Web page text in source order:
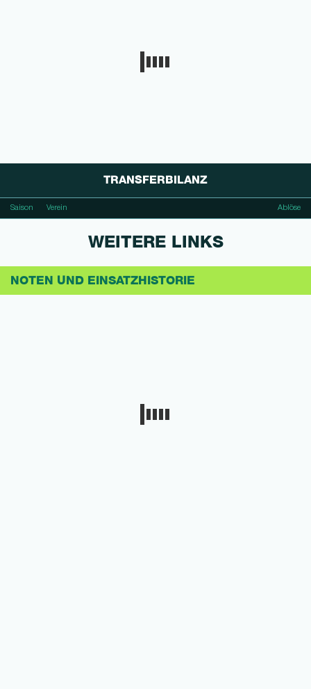
TRANSFERBILANZ
Saison Verein Ablöse
WEITERE LINKS
NOTEN UND EINSATZHISTORIE